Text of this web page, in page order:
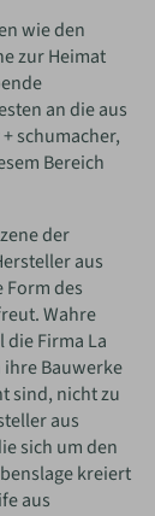
wie den
zur Heimat
an die aus
schumacher,
Bereich
der
aus
Form des
Wahre
Firma La
ihre Bauwerke
sind, nicht zu
aus
sich um den
kreiert
aus